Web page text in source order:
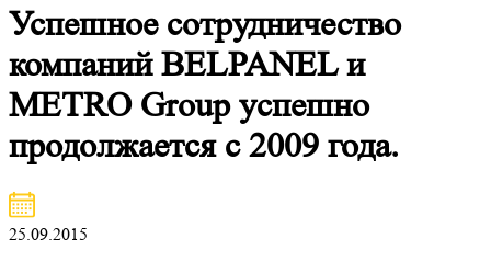
Успешное сотрудничество
компаний BELPANEL и
МЕТRО Group успешно
продолжается с 2009 года.
25.09.2015